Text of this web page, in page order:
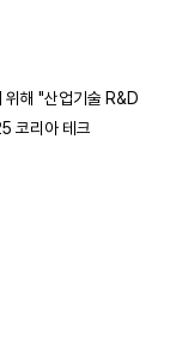
위해 "산업기술 R&D
코리아 테크